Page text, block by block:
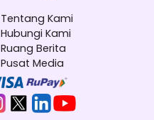
Tentang Kami
Hubungi Kami
Ruang Berita
Pusat Media